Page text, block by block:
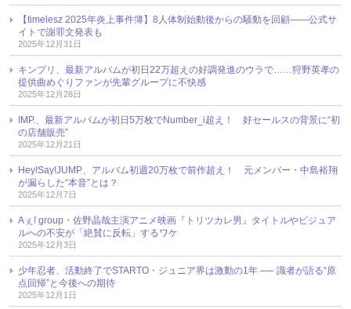
【timelesz 2025年炎上事件簿】8人体制始動後からの騒動を回顧――公式サ
イトで謝罪文発表も
2025年12月31日
キンプリ、最新アルバムが初日22万超えの好調発進のウラで……狩野英孝の
提供曲めぐりファンが先輩グループに不快感
2025年12月28日
IMP.、最新アルバムが初日5万枚でNumber_i超え！ 好セールスの背景に“初
の店舗販売”
2025年12月21日
Hey!Say!JUMP、アルバム初週20万枚で前作超え！ 元メンバー・中島裕翔
が漏らした“本音”とは？
2025年12月7日
Aぇ! group・佐野晶哉主演アニメ映画『トリツカレ男』タイトルやビジュア
ルへの不安が「絶賛に反転」するワケ
2025年12月3日
少年忍者、活動終了でSTARTO・ジュニア界は激動の1年 ── 識者が語る“原
点回帰”と今後への期待
2025年12月1日